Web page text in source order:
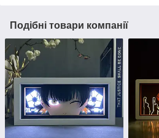
Подібні товари компанії